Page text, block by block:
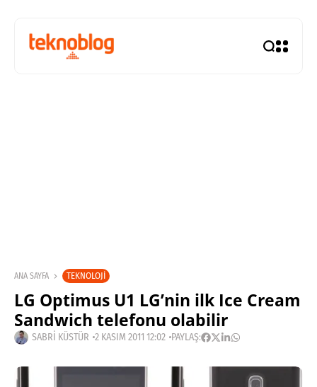
ANA SAYFA TEKNOLOJI
LG Optimus U1 LG’nin ilk Ice Cream
Sandwich telefonu olabilir
SABRI KÜSTÜR 2 KASIM 2011 12:02 PAYLAŞ: